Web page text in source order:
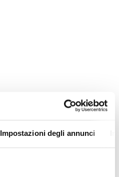
Impostazioni degli annunci